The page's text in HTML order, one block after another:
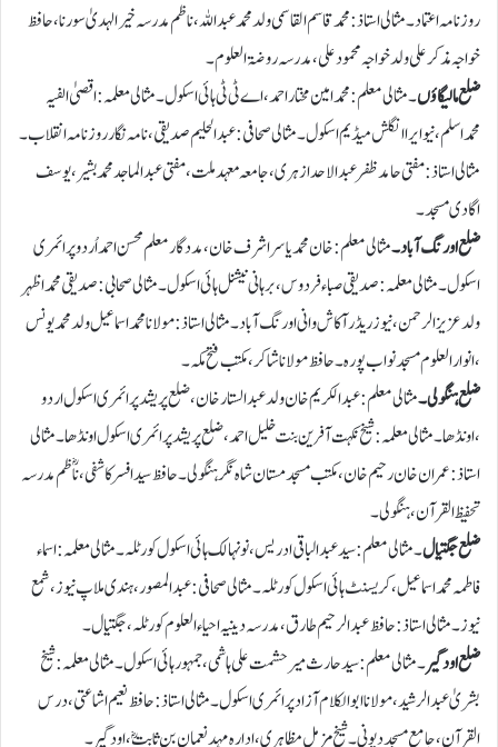
روزنامہ اعتماد۔مثالی استاذ: محمد قاسم القاسمی ولد محمد عبداللہ ،ناظم مدرسہ خیر الہدیٰ سورنا،حافظ
خواجہ مذکر علی ولد خواجہ محمود علی ،مدرسہ روضۃ العلوم ۔
ضلع مالیگاؤں۔ مثالی معلم: محمدامین مختاراحمد ، اے ٹی ٹی ہائی اسکول ۔ مثالی معلمہ: اقصیٰ الفیہ
محمداسلم ، نیو ایراانگلش میڈیم اسکول۔ مثالی صحافی: عبدالحلیم صدیقی ،نامہ نگار روزنامہ انقلاب۔
مثالی استاذ: مفتی حامد ظفر عبدالاحد ازہری ،جامعہ معہد ملت ، مفتی عبدالماجد محمد بشیر ،یوسف
اگادی مسجد۔
ضلع اورنگ آباد۔مثالی معلم: خان محمدیاسر اشرف خان ،مددگار معلم محسن احمد اُردو پرائمری
اسکول۔ مثالی معلمہ: صدیقی صبا ء فردوس ،برہانی نیشنل ہائی اسکول ۔مثالی صحابی : صدیقی محمد اظہر
ولد عزیز الرحمن، نیوز ریڈرآکاش وانی اورنگ آباد۔ مثالی استاذ: مولانا محمد اسماعیل ولد محمد یونس
،انوارالعلوم مسجد نواب پورہ ۔ حافظ مولانا شاکر ، مکتب فتح مکہ ۔
ضلع ہنگولی۔مثالی معلم: عبدالکریم خان ولد عبدالستار خان ،ضلع پریشد پرائمری اسکول اردو
،اونڈھا۔ مثالی معلمہ: شیخ نکہت آفرین بنت خلیل احمد ، ضلع پریشد پرائمری اسکول اونڈھا۔مثالی
استاذ: عمران خان رحیم خان ،مکتب مسجد مستان شاہ نگر ہنگولی۔حافظ سید افسر کاشفی، ناؓظم مدرسہ
تحفیظ القرآن ،ہنگولی۔
ضلع جگتیال۔ مثالی معلم: سید عبدالباقی ادریس ، نونہالک ہائی اسکول کورٹلہ۔مثالی معلمہ: اسماء
فاطمہ محمداسماعیل ،کریسنٹ ہائی اسکول کورٹلہ۔ مثالی صحافی: عبدالمصور، ہندی ملاپ نیوز ،شمع
نیوز۔ مثالی استاذ: حافظ عبدالرحیم طارق، مدرسہ دینیہ احیاء العلوم کورٹلہ، جگتیال۔
ضلع اودگیر۔ مثالی معلم: سید حارث میر حشمت علی ہاشمی ،جمہورہائی اسکول ۔مثالی معلمہ : شیخ
بشریٰ عبدالرشید ، مولانا ابوالکلام آزاد پرائمری اسکول۔ مثالی استاذ: حافظ نعیم اشاعتی ، درس
القرآن ،جامع مسجد دیونی ۔ شیخ مزمل مظاہری ،ادارہ مہد نعمان بن ثابتؓ،اودگیر۔